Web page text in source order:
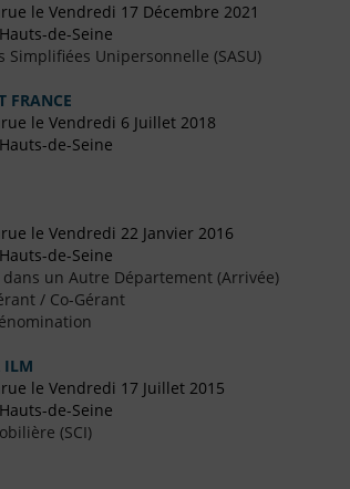
le Vendredi 17 Décembre 2021
de-Seine
Simplifiées Unipersonnelle (SASU)
FRANCE
le Vendredi 6 Juillet 2018
de-Seine
le Vendredi 22 Janvier 2016
de-Seine
un Autre Département (Arrivée)
/ Co-Gérant
ILM
le Vendredi 17 Juillet 2015
de-Seine
(SCI)